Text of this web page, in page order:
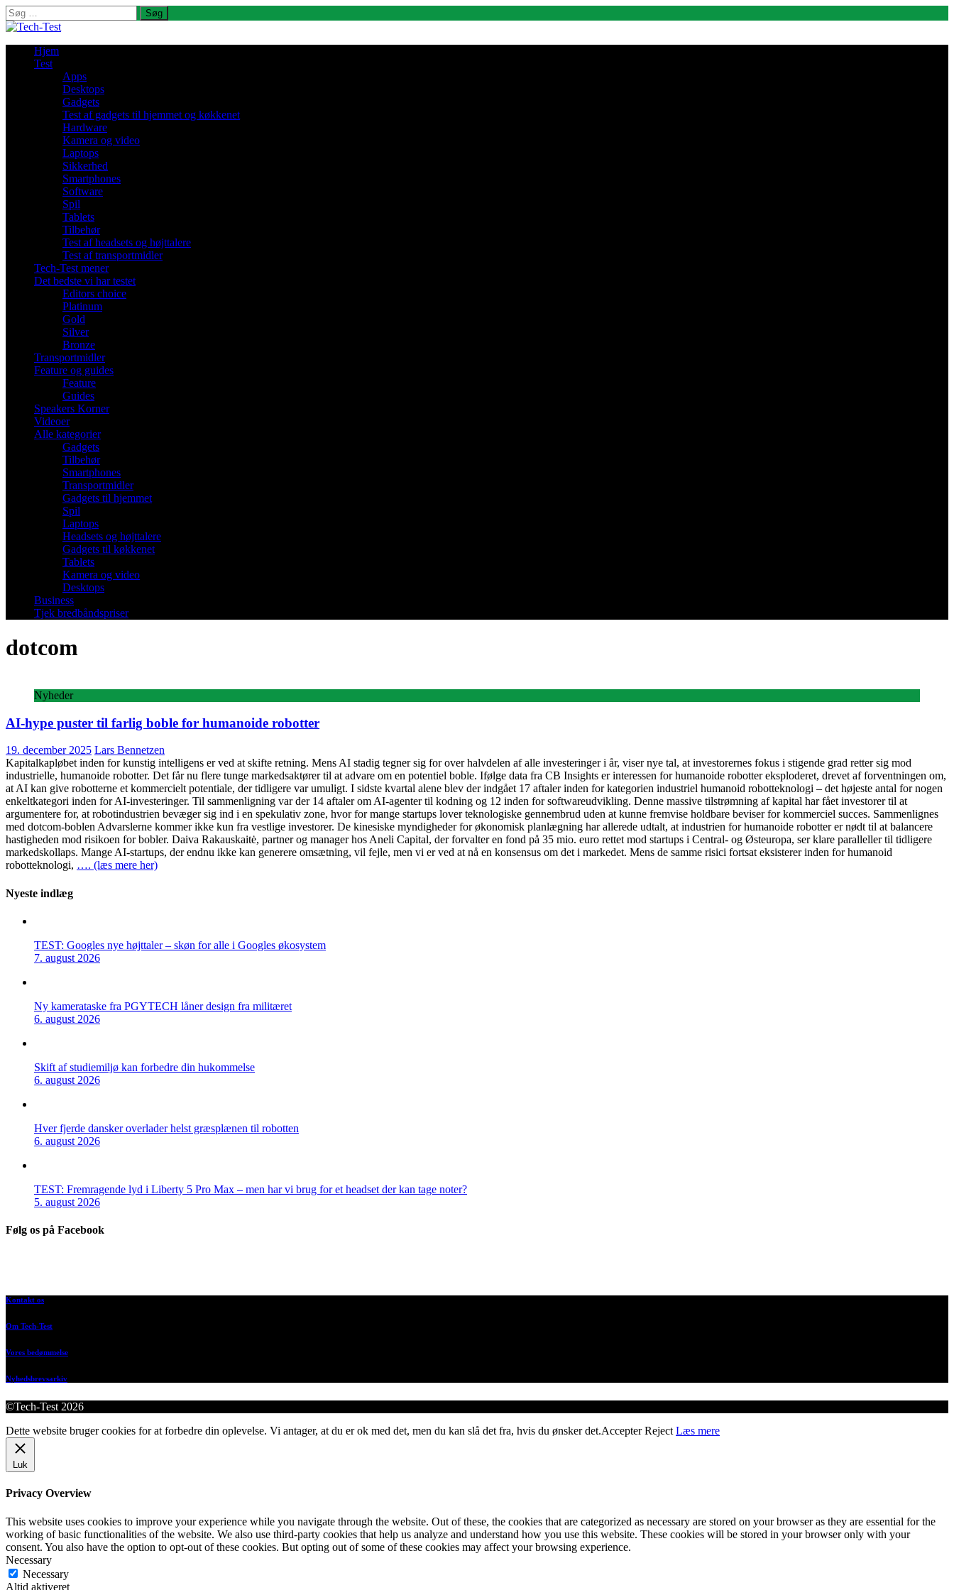
Søg
efter:
Hjem
Test
Apps
Desktops
Gadgets
Test af gadgets til hjemmet og køkkenet
Hardware
Kamera og video
Laptops
Sikkerhed
Smartphones
Software
Spil
Tablets
Tilbehør
Test af headsets og højttalere
Test af transportmidler
Tech-Test mener
Det bedste vi har testet
Editors choice
Platinum
Gold
Silver
Bronze
Transportmidler
Feature og guides
Feature
Guides
Speakers Korner
Videoer
Alle kategorier
Gadgets
Tilbehør
Smartphones
Transportmidler
Gadgets til hjemmet
Spil
Laptops
Headsets og højttalere
Gadgets til køkkenet
Tablets
Kamera og video
Desktops
Business
Tjek bredbåndspriser
dotcom
Nyheder
AI-hype puster til farlig boble for humanoide robotter
19. december 2025 Lars Bennetzen
Kapitalkapløbet inden for kunstig intelligens er ved at skifte retning. Mens AI stadig tegner sig for over halvdelen af alle investeringer i år, viser nye tal, at investorernes fokus i stigende grad retter sig mod
industrielle, humanoide robotter. Det får nu flere tunge markedsaktører til at advare om en potentiel boble. Ifølge data fra CB Insights er interessen for humanoide robotter eksploderet, drevet af forventningen om,
at AI kan give robotterne et kommercielt potentiale, der tidligere var umuligt. I sidste kvartal alene blev der indgået 17 aftaler inden for kategorien industriel humanoid robotteknologi – det højeste antal for nogen
enkeltkategori inden for AI-investeringer. Til sammenligning var der 14 aftaler om AI-agenter til kodning og 12 inden for softwareudvikling. Denne massive tilstrømning af kapital har fået investorer til at
argumentere for, at robotindustrien bevæger sig ind i en spekulativ zone, hvor for mange startups lover teknologiske gennembrud uden at kunne fremvise holdbare beviser for kommerciel succes. Sammenlignes
med dotcom-boblen Advarslerne kommer ikke kun fra vestlige investorer. De kinesiske myndigheder for økonomisk planlægning har allerede udtalt, at industrien for humanoide robotter er nødt til at balancere
hastigheden mod risikoen for bobler. Daiva Rakauskaitė, partner og manager hos Aneli Capital, der forvalter en fond på 35 mio. euro rettet mod startups i Central- og Østeuropa, ser klare paralleller til tidligere
markedskollaps. Mange AI-startups, der endnu ikke kan generere omsætning, vil fejle, men vi er ved at nå en konsensus om det i markedet. Mens de samme risici fortsat eksisterer inden for humanoid
robotteknologi, …. (læs mere her)
Nyeste indlæg
TEST: Googles nye højttaler – skøn for alle i Googles økosystem
7. august 2026
Ny kamerataske fra PGYTECH låner design fra militæret
6. august 2026
Skift af studiemiljø kan forbedre din hukommelse
6. august 2026
Hver fjerde dansker overlader helst græsplænen til robotten
6. august 2026
TEST: Fremragende lyd i Liberty 5 Pro Max – men har vi brug for et headset der kan tage noter?
5. august 2026
Følg os på Facebook
Kontakt os
Om Tech-Test
Vores bedømmelse
Nyhedsbrevsarkiv
©Tech-Test 2026
Dette website bruger cookies for at forbedre din oplevelse. Vi antager, at du er ok med det, men du kan slå det fra, hvis du ønsker det.Accepter Reject Læs mere
Luk
Privacy Overview
This website uses cookies to improve your experience while you navigate through the website. Out of these, the cookies that are categorized as necessary are stored on your browser as they are essential for the
working of basic functionalities of the website. We also use third-party cookies that help us analyze and understand how you use this website. These cookies will be stored in your browser only with your
consent. You also have the option to opt-out of these cookies. But opting out of some of these cookies may affect your browsing experience.
Necessary
Necessary
Altid aktiveret